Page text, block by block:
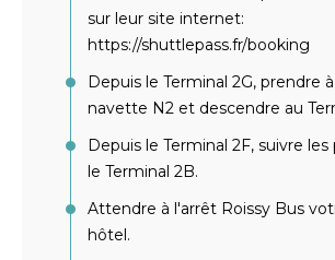
sur leur site internet:
https://shuttlepass.fr/booking
Depuis le Terminal 2G, prendre
navette N2 et descendre au
Depuis le Terminal 2F, suivre
le Terminal 2B.
Attendre à l'arrêt Roissy Bus
hôtel.